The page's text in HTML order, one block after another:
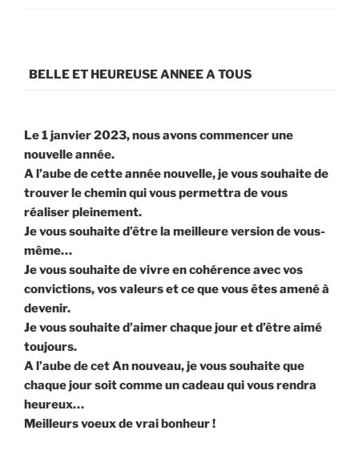
BELLE ET HEUREUSE ANNEE A TOUS
Le 1 janvier 2023, nous avons commencer une
nouvelle année.
A l’aube de cette année nouvelle, je vous souhaite de
trouver le chemin qui vous permettra de vous
réaliser pleinement.
Je vous souhaite d’être la meilleure version de vous-
même…
Je vous souhaite de vivre en cohérence avec vos
convictions, vos valeurs et ce que vous êtes amené à
devenir.
Je vous souhaite d’aimer chaque jour et d’être aimé
toujours.
A l’aube de cet An nouveau, je vous souhaite que
chaque jour soit comme un cadeau qui vous rendra
heureux…
Meilleurs voeux de vrai bonheur !